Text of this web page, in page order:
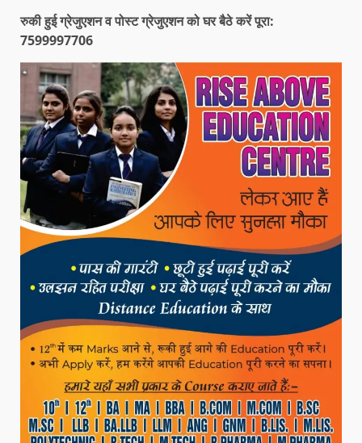
रुकी हुई ग्रेजुएशन व पोस्ट ग्रेजुएशन को घर बैठे करें पूरा:
7599997706